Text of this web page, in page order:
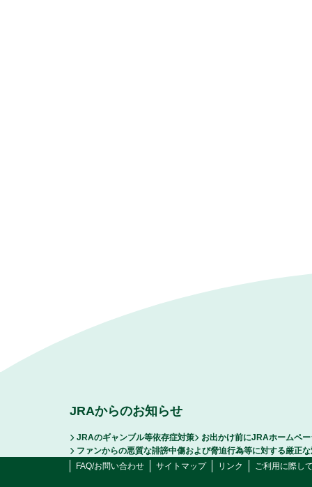
JRAからのお知らせ
JRAのギャンブル等依存症対策
お出かけ前にJRAホームペ
ファンからの悪質な誹謗中傷および脅迫行為等に対する厳正
FAQ/お問い合わせ
サイトマップ リンク ご利用に際し